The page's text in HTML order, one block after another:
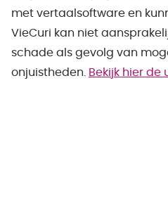
met vertaalsoftware en
VieCuri kan niet
schade als gevolg van
onjuistheden.
Bekijk hier de